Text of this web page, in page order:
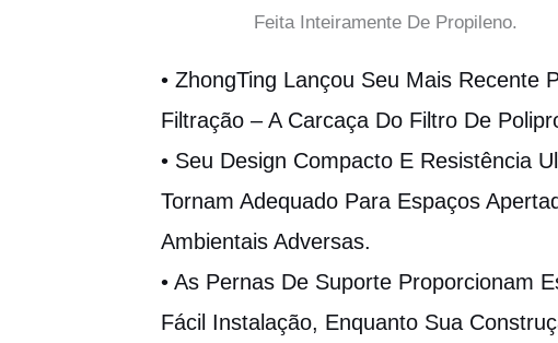
Feita Inteiramente De Propileno.
• ZhongTing Lançou Seu Mais Recente
Filtração – A Carcaça Do Filtro De
• Seu Design Compacto E Resistência
Tornam Adequado Para Espaços
Ambientais Adversas.
• As Pernas De Suporte Proporcionam
Fácil Instalação, Enquanto Sua